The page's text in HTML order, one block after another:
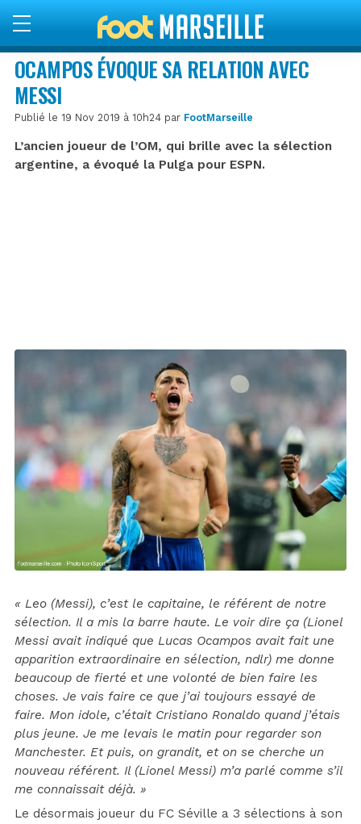
OCAMPOS ÉVOQUE SA RELATION AVEC
MESSI
Publié le 19 Nov 2019 à 10h24 par FootMarseille
L’ancien joueur de l’OM, qui brille avec la sélection
argentine, a évoqué la Pulga pour ESPN.
« Leo (Messi), c’est le capitaine, le référent de notre
sélection. Il a mis la barre haute. Le voir dire ça (Lionel
Messi avait indiqué que Lucas Ocampos avait fait une
apparition extraordinaire en sélection, ndlr) me donne
beaucoup de fierté et une volonté de bien faire les
choses. Je vais faire ce que j’ai toujours essayé de
faire. Mon idole, c’était Cristiano Ronaldo quand j’étais
plus jeune. Je me levais le matin pour regarder son
Manchester. Et puis, on grandit, et on se cherche un
nouveau référent. Il (Lionel Messi) m’a parlé comme s’il
me connaissait déjà. »
Le désormais joueur du FC Séville a 3 sélections à son